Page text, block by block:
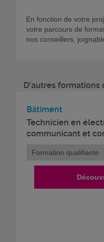
En fonction de votre
votre parcours de
nos conseillers,
D'autres formations
Bâtiment
Technicien en
communicant et
Formation qualifiante